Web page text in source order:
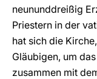
neununddreißig
Priestern in der
hat sich die
Gläubigen, um
zusammen mit